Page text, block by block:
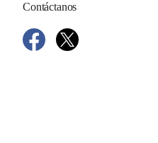
Contáctanos